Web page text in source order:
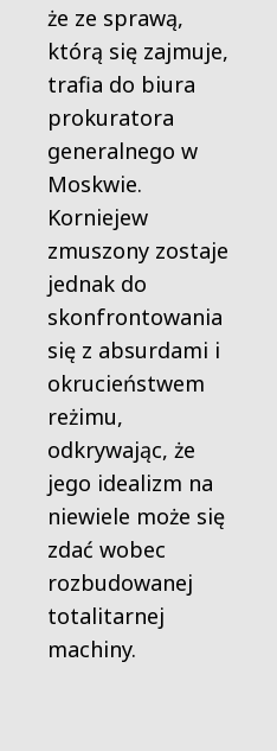
że ze sprawą,
którą się zajmuje,
trafia do biura
prokuratora
generalnego w
Moskwie.
Korniejew
zmuszony zostaje
jednak do
skonfrontowania
się z absurdami i
okrucieństwem
reżimu,
odkrywając, że
jego idealizm na
niewiele może się
zdać wobec
rozbudowanej
totalitarnej
machiny.